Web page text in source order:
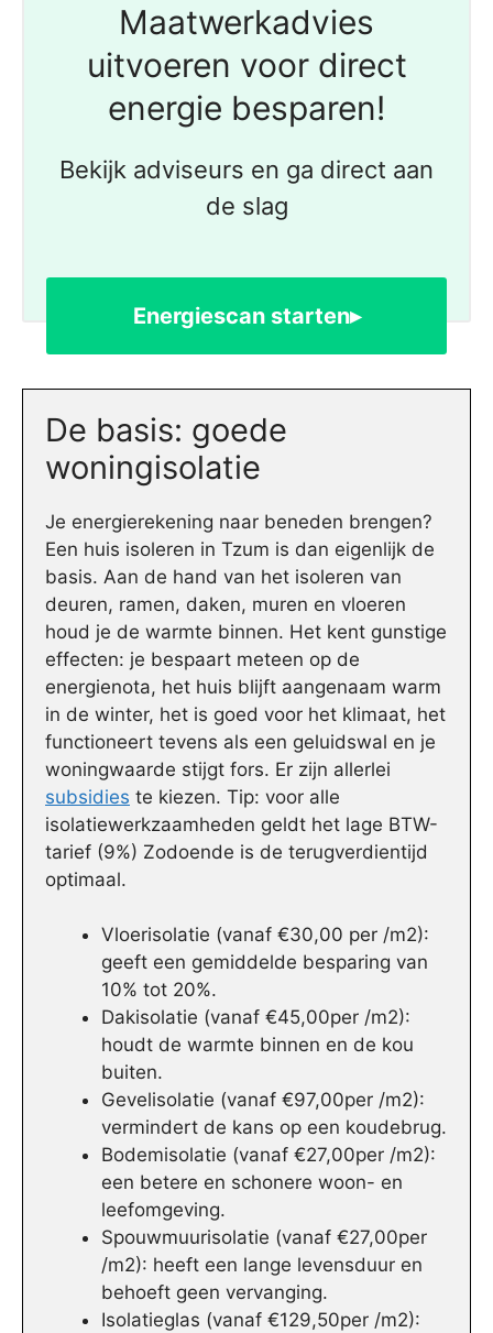
Maatwerkadvies
uitvoeren voor direct
energie besparen!
Bekijk adviseurs en ga direct aan
de slag
Energiescan starten▸
De basis: goede
woningisolatie
Je energierekening naar beneden brengen?
Een huis isoleren in Tzum is dan eigenlijk de
basis. Aan de hand van het isoleren van
deuren, ramen, daken, muren en vloeren
houd je de warmte binnen. Het kent gunstige
effecten: je bespaart meteen op de
energienota, het huis blijft aangenaam warm
in de winter, het is goed voor het klimaat, het
functioneert tevens als een geluidswal en je
woningwaarde stijgt fors. Er zijn allerlei
subsidies te kiezen. Tip: voor alle
isolatiewerkzaamheden geldt het lage BTW-
tarief (9%) Zodoende is de terugverdientijd
optimaal.
Vloerisolatie (vanaf €30,00 per /m2):
geeft een gemiddelde besparing van
10% tot 20%.
Dakisolatie (vanaf €45,00per /m2):
houdt de warmte binnen en de kou
buiten.
Gevelisolatie (vanaf €97,00per /m2):
vermindert de kans op een koudebrug.
Bodemisolatie (vanaf €27,00per /m2):
een betere en schonere woon- en
leefomgeving.
Spouwmuurisolatie (vanaf €27,00per
/m2): heeft een lange levensduur en
behoeft geen vervanging.
Isolatieglas (vanaf €129,50per /m2):